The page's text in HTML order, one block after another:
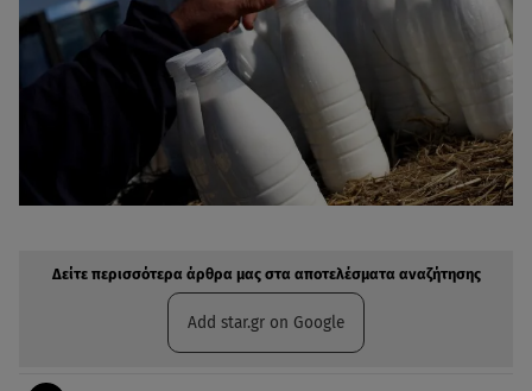
Δείτε περισσότερα άρθρα μας στα αποτελέσματα αναζήτησης
Add star.gr on Google